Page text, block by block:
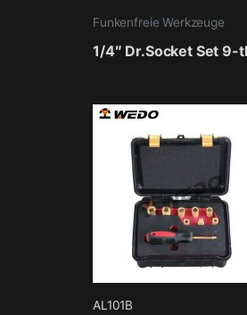
Funkenfreie Werkzeuge
1/4″ Dr.Socket Set 9-
AL101B